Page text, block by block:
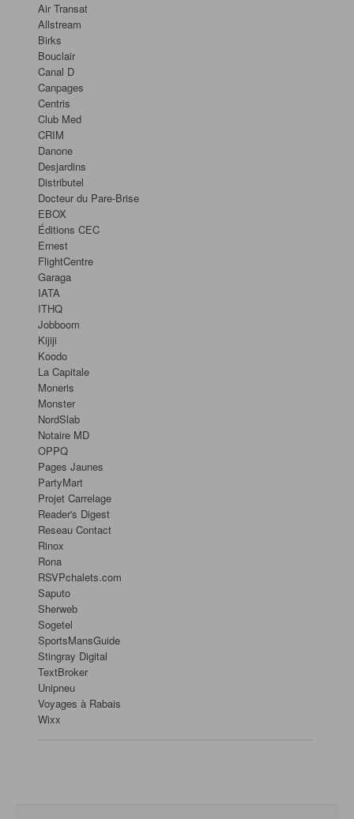
Air Transat
Allstream
Birks
Bouclair
Canal D
Canpages
Centris
Club Med
CRIM
Danone
Desjardins
Distributel
Docteur du Pare-Brise
EBOX
Éditions CEC
Ernest
FlightCentre
Garaga
IATA
ITHQ
Jobboom
Kijiji
Koodo
La Capitale
Moneris
Monster
NordSlab
Notaire MD
OPPQ
Pages Jaunes
PartyMart
Projet Carrelage
Reader's Digest
Reseau Contact
Rinox
Rona
RSVPchalets.com
Saputo
Sherweb
Sogetel
SportsMansGuide
Stingray Digital
TextBroker
Unipneu
Voyages à Rabais
Wixx